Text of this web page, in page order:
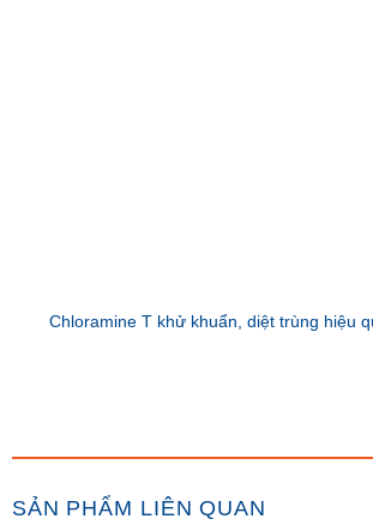
Chloramine T khử khuẩn, diệt trùng hiệu
SẢN PHẨM LIÊN QUAN